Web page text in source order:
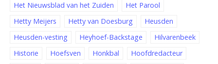
Het Nieuwsblad van het Zuiden
Het Parool
Hetty Meijers
Hetty van Doesburg
Heusden
Heusden-vesting
Heyhoef-Backstage
Hilvarenbeek
Historie
Hoefsven Honkbal
Hoofdredacteur